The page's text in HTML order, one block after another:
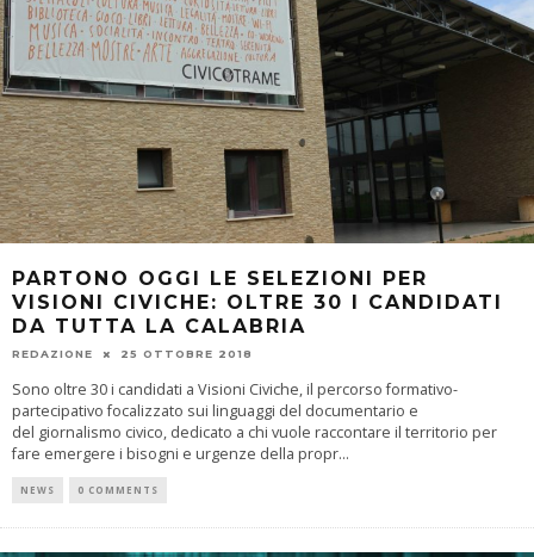
PARTONO OGGI LE SELEZIONI PER
VISIONI CIVICHE: OLTRE 30 I CANDIDATI
DA TUTTA LA CALABRIA
REDAZIONE 25 OTTOBRE 2018
Sono oltre 30 i candidati a Visioni Civiche, il percorso formativo-
partecipativo focalizzato sui linguaggi del documentario e
del giornalismo civico, dedicato a chi vuole raccontare il territorio per
fare emergere i bisogni e urgenze della propr...
NEWS 0 COMMENTS